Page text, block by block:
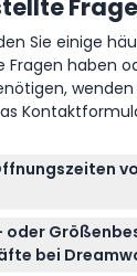
Sie einige
Fragen haben
Coast ist in
Uhr geöffnet, an
am
oder
bei